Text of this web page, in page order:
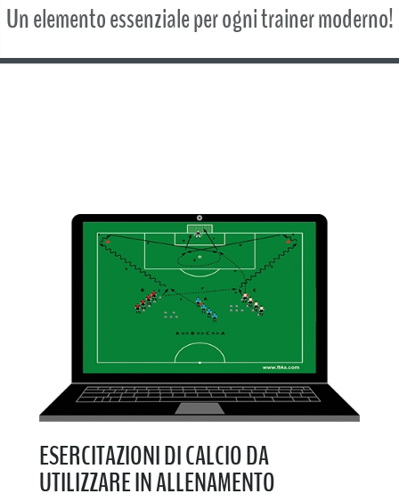
Un elemento essenziale per ogni trainer moderno!
ESERCITAZIONI DI CALCIO DA
UTILIZZARE IN ALLENAMENTO